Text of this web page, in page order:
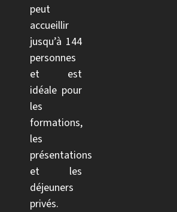
peut
accueillir
jusqu’à 144
personnes
et est
idéale pour
les
formations,
les
présentations
et les
déjeuners
privés.